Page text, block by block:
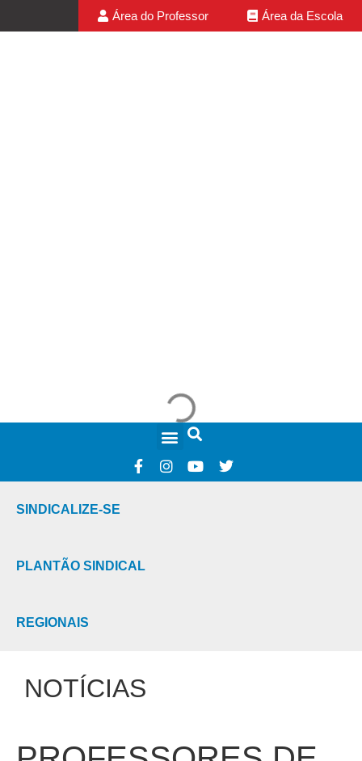
Área do Professor Área da Escola
SINDICALIZE-SE
PLANTÃO SINDICAL
REGIONAIS
NOTÍCIAS